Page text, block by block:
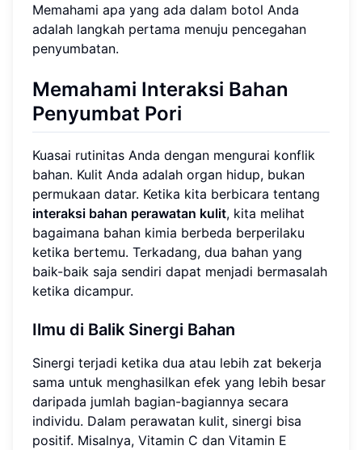
Memahami apa yang ada dalam botol Anda
adalah langkah pertama menuju pencegahan
penyumbatan.
Memahami Interaksi Bahan
Penyumbat Pori
Kuasai rutinitas Anda dengan mengurai konflik
bahan. Kulit Anda adalah organ hidup, bukan
permukaan datar. Ketika kita berbicara tentang
interaksi bahan perawatan kulit, kita melihat
bagaimana bahan kimia berbeda berperilaku
ketika bertemu. Terkadang, dua bahan yang
baik-baik saja sendiri dapat menjadi bermasalah
ketika dicampur.
Ilmu di Balik Sinergi Bahan
Sinergi terjadi ketika dua atau lebih zat bekerja
sama untuk menghasilkan efek yang lebih besar
daripada jumlah bagian-bagiannya secara
individu. Dalam perawatan kulit, sinergi bisa
positif. Misalnya, Vitamin C dan Vitamin E